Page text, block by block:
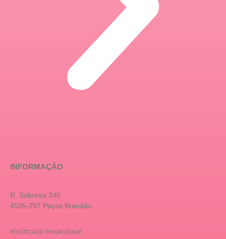
INFORMAÇÃO
R. Sobreira 345
4535-297 Paços Brandão
POLÍTICA DE PRIVACIDADE